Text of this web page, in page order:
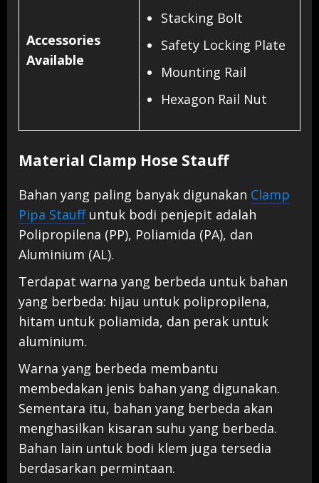
Accessories
Available
Stacking Bolt
Safety Locking Plate
Mounting Rail
Hexagon Rail Nut
Material Clamp Hose Stauff
Bahan yang paling banyak digunakan Clamp
Pipa Stauffuntuk bodi penjepit adalah
Polipropilena (PP), Poliamida (PA), dan
Aluminium (AL).
Terdapat warna yang berbeda untuk bahan
yang berbeda: hijau untuk polipropilena,
hitam untuk poliamida, dan perak untuk
aluminium.
Warna yang berbeda membantu
membedakan jenis bahan yang digunakan.
Sementara itu, bahan yang berbeda akan
menghasilkan kisaran suhu yang berbeda.
Bahan lain untuk bodi klem juga tersedia
berdasarkan permintaan.